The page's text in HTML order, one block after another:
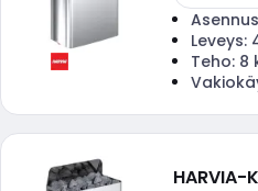
Leveys:
Teho: 8
HARVIA-